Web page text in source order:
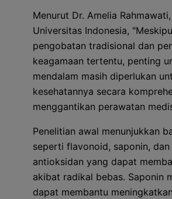
Menurut Dr. Amelia
Universitas Indonesia,
pengobatan tradisional dan
keagamaan tertentu, penting
mendalam masih diperlukan
kesehatannya secara
menggantikan perawatan
Penelitian awal menunjukkan
seperti flavonoid, saponin,
antioksidan yang dapat
akibat radikal bebas. Saponin
dapat membantu